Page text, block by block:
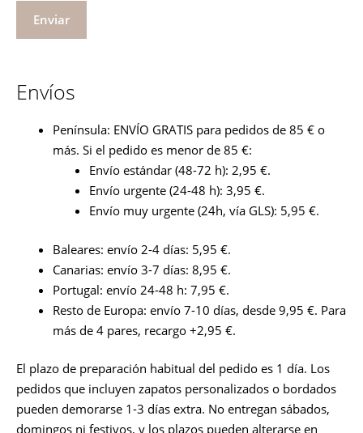
Envíos
Península: ENVÍO GRATIS para pedidos de 85 € o
más. Si el pedido es menor de 85 €:
Envío estándar (48-72 h): 2,95 €.
Envío urgente (24-48 h): 3,95 €.
Envío muy urgente (24h, vía GLS): 5,95 €.
Baleares: envío 2-4 días: 5,95 €.
Canarias: envío 3-7 días: 8,95 €.
Portugal: envío 24-48 h: 7,95 €.
Resto de Europa: envío 7-10 días, desde 9,95 €. Para
más de 4 pares, recargo +2,95 €.
El plazo de preparación habitual del pedido es 1 día. Los
pedidos que incluyen zapatos personalizados o bordados
pueden demorarse 1-3 días extra. No entregan sábados,
domingos ni festivos, y los plazos pueden alterarse en